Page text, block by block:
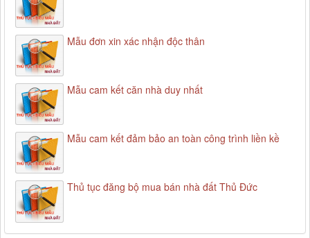
Mẫu đơn xin xác nhận độc thân
Mẫu cam kết căn nhà duy nhất
Mẫu cam kết đảm bảo an toàn công trình liền kề
Thủ tục đăng bộ mua bán nhà đất Thủ Đức